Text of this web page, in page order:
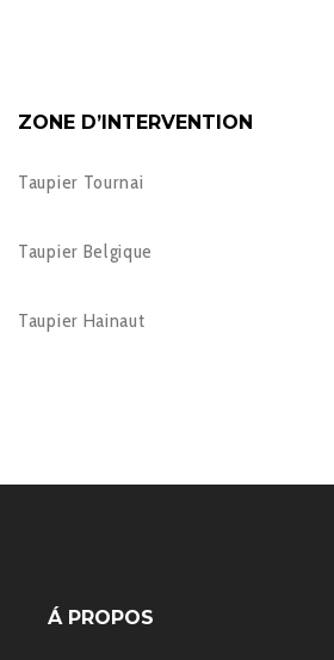
ZONE D’INTERVENTION
Taupier Tournai
Taupier Belgique
Taupier Hainaut
Á PROPOS